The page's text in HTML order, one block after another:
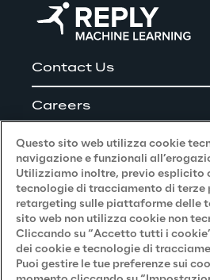
Contact Us
Careers
Privacy and Legal
Privacy & Cookie Policy
Privacy Notice(Candidato)
Questo sito web utilizza cookie
navigazione e funzionali
Utilizziamo inoltre, previo esplicito
tecnologie di tracciamento di terze
retargeting sulle piattaforme delle
sito web non utilizza cookie non
Cliccando su “Accetto tutti i
dei cookie e tecnologie di
Puoi gestire le tue preferenze sui